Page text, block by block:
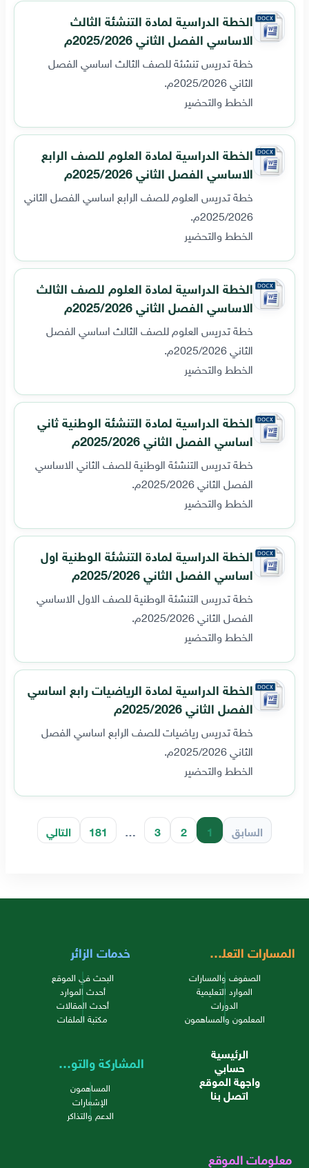
الخطة الدراسية لمادة التنشئة الثالث
الاساسي الفصل الثاني 2025/2026م
خطة تدريس تنشئة للصف الثالث اساسي الفصل
الثاني 2025/2026م.
الخطط والتحضير
الخطة الدراسية لمادة العلوم للصف الرابع
الاساسي الفصل الثاني 2025/2026م
خطة تدريس العلوم للصف الرابع اساسي الفصل الثاني
2025/2026م.
الخطط والتحضير
الخطة الدراسية لمادة العلوم للصف الثالث
الاساسي الفصل الثاني 2025/2026م
خطة تدريس العلوم للصف الثالث اساسي الفصل
الثاني 2025/2026م.
الخطط والتحضير
الخطة الدراسية لمادة التنشئة الوطنية ثاني
اساسي الفصل الثاني 2025/2026م
خطة تدريس التنشئة الوطنية للصف الثاني الاساسي
الفصل الثاني 2025/2026م.
الخطط والتحضير
الخطة الدراسية لمادة التنشئة الوطنية اول
اساسي الفصل الثاني 2025/2026م
خطة تدريس التنشئة الوطنية للصف الاول الاساسي
الفصل الثاني 2025/2026م.
الخطط والتحضير
الخطة الدراسية لمادة الرياضيات رابع اساسي
الفصل الثاني 2025/2026م
خطة تدريس رياضيات للصف الرابع اساسي الفصل
الثاني 2025/2026م.
الخطط والتحضير
السابق 1
2
3
…
181 التالي
المسارات التعليمية
الصفوف والمسارات
الموارد التعليمية
الدورات
المعلمون والمساهمون
خدمات الزائر
البحث في الموقع
أحدث الموارد
أحدث المقالات
مكتبة الملفات
الرئيسية
حسابي
واجهة الموقع
اتصل بنا
المشاركة والتواصل
المساهمون
الإشعارات
الدعم والتذاكر
معلومات الموقع